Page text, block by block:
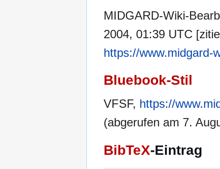
MIDGARD-Wiki-
2004, 01:39 UTC
https://www.midgard-
Bluebook-Stil
VFSF, https://
(abgerufen am 7.
BibTeX-Eintrag